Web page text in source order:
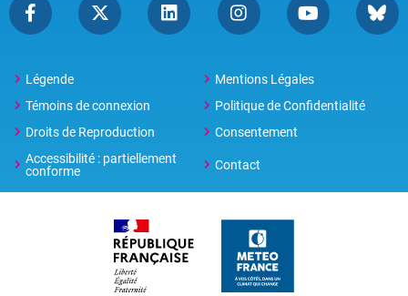
Légende
Mentions Légales
Témoins de connexion
Politique de Confidentialité
Droits de Reproduction
Consentement
Accessibilité : partiellement
conforme
Contact